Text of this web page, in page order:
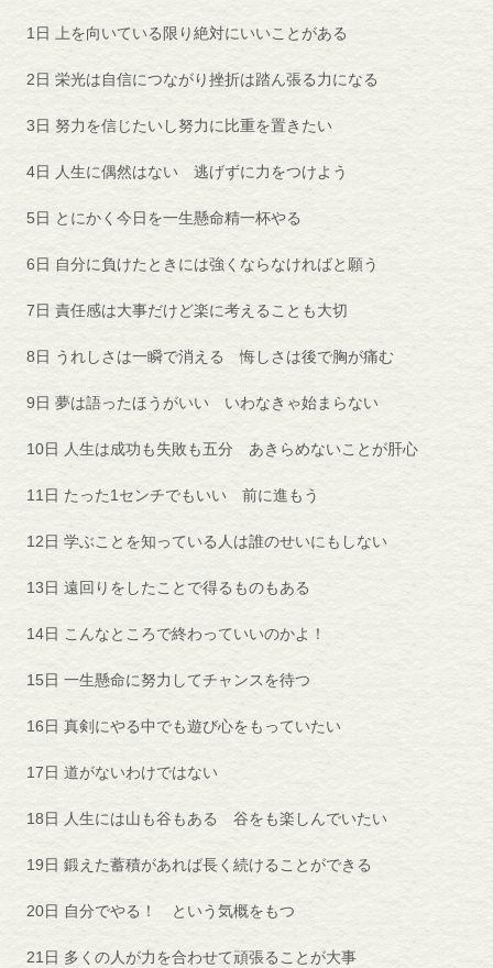
1日 上を向いている限り絶対にいいことがある
2日 栄光は自信につながり挫折は踏ん張る力になる
3日 努力を信じたいし努力に比重を置きたい
4日 人生に偶然はない 逃げずに力をつけよう
5日 とにかく今日を一生懸命精一杯やる
6日 自分に負けたときには強くならなければと願う
7日 責任感は大事だけど楽に考えることも大切
8日 うれしさは一瞬で消える 悔しさは後で胸が痛む
9日 夢は語ったほうがいい いわなきゃ始まらない
10日 人生は成功も失敗も五分 あきらめないことが肝心
11日 たった1センチでもいい 前に進もう
12日 学ぶことを知っている人は誰のせいにもしない
13日 遠回りをしたことで得るものもある
14日 こんなところで終わっていいのかよ！
15日 一生懸命に努力してチャンスを待つ
16日 真剣にやる中でも遊び心をもっていたい
17日 道がないわけではない
18日 人生には山も谷もある 谷をも楽しんでいたい
19日 鍛えた蓄積があれば長く続けることができる
20日 自分でやる！ という気概をもつ
21日 多くの人が力を合わせて頑張ることが大事